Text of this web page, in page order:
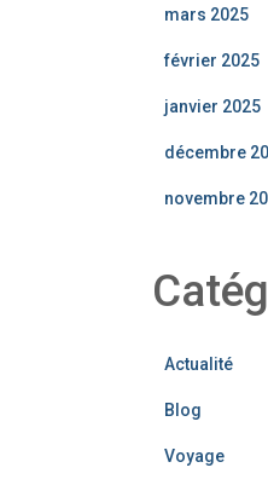
mars 2025
février 2025
janvier 2025
décembre
novembre
Actualité
Blog
Voyage